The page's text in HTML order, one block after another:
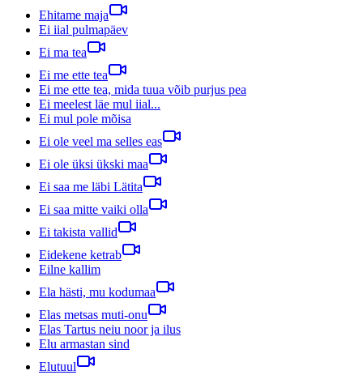
Ehitame maja
Ei iial pulmapäev
Ei ma tea
Ei me ette tea
Ei me ette tea, mida tuua võib purjus pea
Ei meelest läe mul iial...
Ei mul pole mõisa
Ei ole veel ma selles eas
Ei ole üksi ükski maa
Ei saa me läbi Lätita
Ei saa mitte vaiki olla
Ei takista vallid
Eidekene ketrab
Eilne kallim
Ela hästi, mu kodumaa
Elas metsas muti-onu
Elas Tartus neiu noor ja ilus
Elu armastan sind
Elutuul